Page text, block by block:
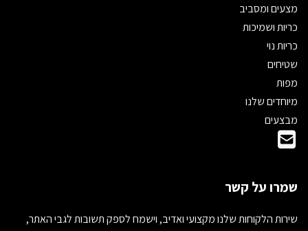
מצעים ומסביב
כריות ושמיכות
כריות נוי
שטיחים
מפות
מיוחדים שלנו
מבצעים
שמרו על קשר
שירות הלקוחות שלנו מקצועי ואדיב, וישמח לספק תשובות לגבי האתר,